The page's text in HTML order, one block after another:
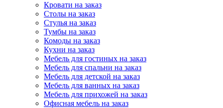
Кровати на заказ
Столы на заказ
Стулья на заказ
Тумбы на заказ
Комоды на заказ
Кухни на заказ
Мебель для гостиных на заказ
Мебель для спальни на заказ
Мебель для детской на заказ
Мебель для ванных на заказ
Мебель для прихожей на заказ
Офисная мебель на заказ